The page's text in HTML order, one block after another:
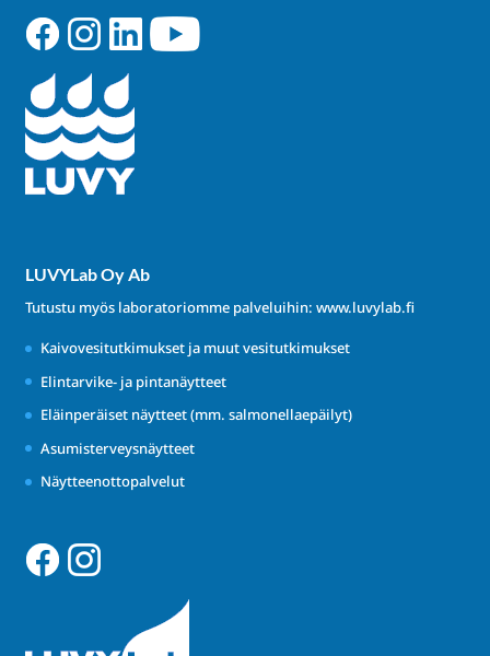
LUVYLab Oy Ab
Tutustu myös laboratoriomme palveluihin: www.luvylab.fi
Kaivovesitutkimukset ja muut vesitutkimukset
Elintarvike- ja pintanäytteet
Eläinperäiset näytteet (mm. salmonellaepäilyt)
Asumisterveysnäytteet
Näytteenottopalvelut